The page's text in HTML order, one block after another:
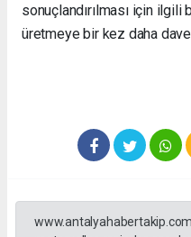
sonuçlandırılması için ilgili
üretmeye bir kez daha